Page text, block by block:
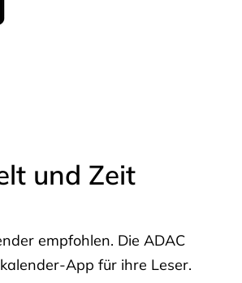
und Zeit
empfohlen. Die ADAC
App für ihre Leser.